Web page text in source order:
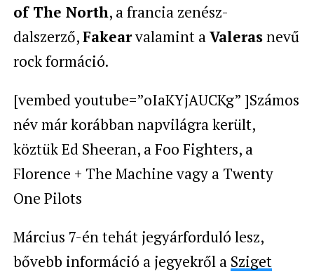
of The North, a francia zenész-
dalszerző,Fakearvalamint aValerasnevű
rock formáció.
[vembed youtube=”oIaKYjAUCKg” ]Számos
név már korábban napvilágra került,
köztük Ed Sheeran, a Foo Fighters, a
Florence + The Machine vagy a Twenty
One Pilots
Március 7-én tehát jegyárforduló lesz,
bővebb információ a jegyekről a Sziget